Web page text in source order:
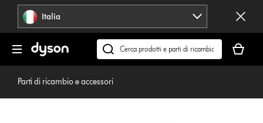
navigazione Italia
Cerca
su
dyson.it
carrello
è
Parti di ricambio e accessori